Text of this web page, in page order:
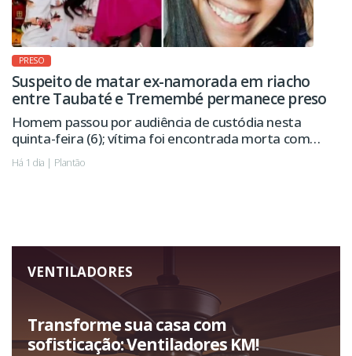
PRESO
Suspeito de matar ex-namorada em riacho
entre Taubaté e Tremembé permanece preso
Homem passou por audiência de custódia nesta
quinta-feira (6); vítima foi encontrada morta com
sinais de violência.
Há 1 dia | Plantão
VENTILADORES
Transforme sua casa com
sofisticação: Ventiladores KM!